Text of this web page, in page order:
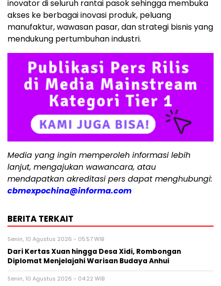
inovator di seluruh rantai pasok sehingga membuka
akses ke berbagai inovasi produk, peluang
manufaktur, wawasan pasar, dan strategi bisnis yang
mendukung pertumbuhan industri.
Media yang ingin memperoleh informasi lebih
lanjut, mengajukan wawancara, atau
mendapatkan akreditasi pers dapat menghubungi:
cbmexpochina@informa.com
BERITA TERKAIT
Senin, 10 Agustus 2026 - 05:57 WIB
Dari Kertas Xuan hingga Desa Xidi, Rombongan
Diplomat Menjelajahi Warisan Budaya Anhui
Senin, 10 Agustus 2026 - 04:22 WIB